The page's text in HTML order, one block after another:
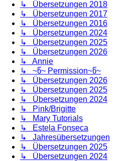
↳ Übersetzungen 2018
↳ Übersetzungen 2017
↳ Übersetzungen 2016
↳ Übersetzungen 2024
↳ Übersetzungen 2025
↳ Übersetzungen 2026
↳ Annie
↳ ~წ~ Permission~წ~
↳ Übersetzungen 2026
↳ Übersetzungen 2025
↳ Übersetzungen 2024
↳ Pink/Brigitte
↳ Mary Tutorials
↳ Estela Fonseca
↳ Jahresübersetzungen
↳ Übersetzungen 2025
↳ Übersetzungen 2024